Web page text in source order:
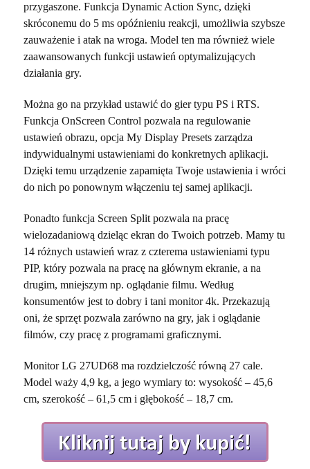
przygaszone. Funkcja Dynamic Action Sync, dzięki
skróconemu do 5 ms opóźnieniu reakcji, umożliwia szybsze
zauważenie i atak na wroga. Model ten ma również wiele
zaawansowanych funkcji ustawień optymalizujących
działania gry.
Można go na przykład ustawić do gier typu PS i RTS.
Funkcja OnScreen Control pozwala na regulowanie
ustawień obrazu, opcja My Display Presets zarządza
indywidualnymi ustawieniami do konkretnych aplikacji.
Dzięki temu urządzenie zapamięta Twoje ustawienia i wróci
do nich po ponownym włączeniu tej samej aplikacji.
Ponadto funkcja Screen Split pozwala na pracę
wielozadaniową dzieląc ekran do Twoich potrzeb. Mamy tu
14 różnych ustawień wraz z czterema ustawieniami typu
PIP, który pozwala na pracę na głównym ekranie, a na
drugim, mniejszym np. oglądanie filmu. Według
konsumentów jest to dobry i tani monitor 4k. Przekazują
oni, że sprzęt pozwala zarówno na gry, jak i oglądanie
filmów, czy pracę z programami graficznymi.
Monitor LG 27UD68 ma rozdzielczość równą 27 cale.
Model waży 4,9 kg, a jego wymiary to: wysokość – 45,6
cm, szerokość – 61,5 cm i głębokość – 18,7 cm.